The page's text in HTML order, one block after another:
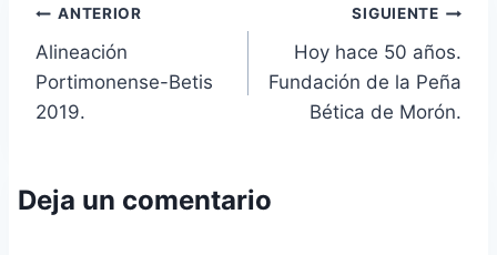
Navegación
de
entradas
ANTERIOR
Alineación
Portimonense-Betis
2019.
SIGUIENTE
Hoy hace 50 años.
Fundación de la Peña
Bética de Morón.
Deja un comentario